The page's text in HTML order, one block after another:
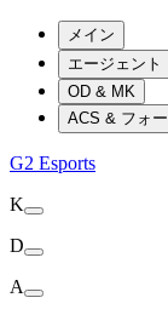
メイン
エージェント
OD & MK
ACS & フォ
G2 Esports
K
D
A